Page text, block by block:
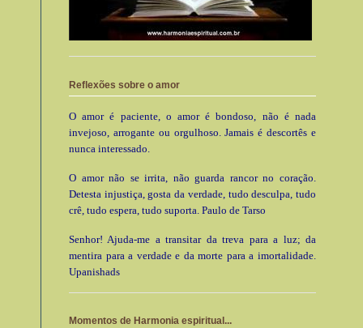
Reflexões sobre o amor
O amor é paciente, o amor é bondoso, não é nada
invejoso, arrogante ou orgulhoso. Jamais é descortês e
nunca interessado.
O amor não se irrita, não guarda rancor no coração.
Detesta injustiça, gosta da verdade, tudo desculpa, tudo
crê, tudo espera, tudo suporta. Paulo de Tarso
Senhor! Ajuda-me a transitar da treva para a luz; da
mentira para a verdade e da morte para a imortalidade.
Upanishads
Momentos de Harmonia espiritual...